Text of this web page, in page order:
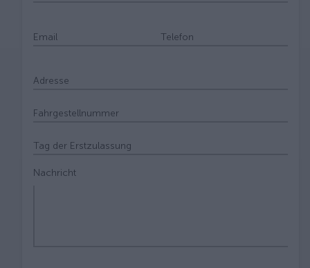
Email Telefon
Adresse
Fahrgestellnummer
Tag der Erstzulassung
Nachricht